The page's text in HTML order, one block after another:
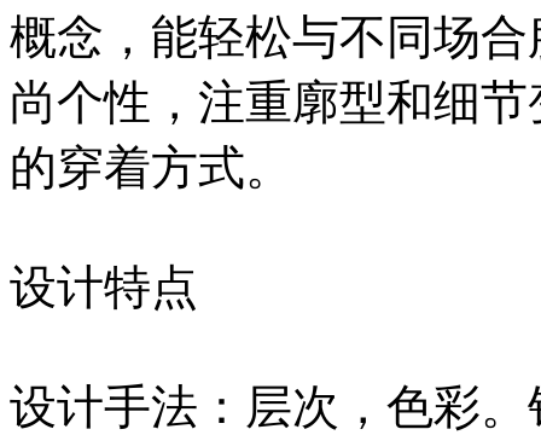
概念，能轻松与不同场
尚个性，注重廓型和细
的穿着方式。
设计特点
设计手法：层次，色彩